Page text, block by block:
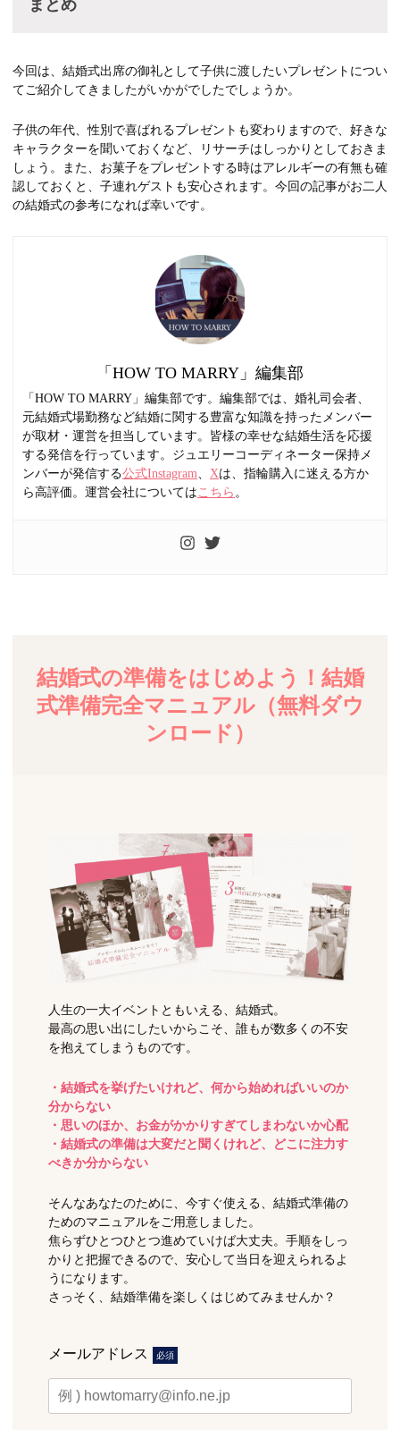
まとめ
今回は、結婚式出席の御礼として子供に渡したいプレゼントについ
てご紹介してきましたがいかがでしたでしょうか。
子供の年代、性別で喜ばれるプレゼントも変わりますので、好きな
キャラクターを聞いておくなど、リサーチはしっかりとしておきま
しょう。また、お菓子をプレゼントする時はアレルギーの有無も確
認しておくと、子連れゲストも安心されます。今回の記事がお二人
の結婚式の参考になれば幸いです。
「HOW TO MARRY」編集部
「HOW TO MARRY」編集部です。編集部では、婚礼司会者、
元結婚式場勤務など結婚に関する豊富な知識を持ったメンバー
が取材・運営を担当しています。皆様の幸せな結婚生活を応援
する発信を行っています。ジュエリーコーディネーター保持メ
ンバーが発信する公式Instagram Xは、指輪購入に迷える方か
ら高評価。運営会社については こちら 。
結婚式の準備をはじめよう！結婚
式準備完全マニュアル（無料ダウ
ンロード）
人生の一大イベントともいえる、結婚式。
最高の思い出にしたいからこそ、誰もが数多くの不安
を抱えてしまうものです。
・結婚式を挙げたいけれど、何から始めればいいのか
分からない
・思いのほか、お金がかかりすぎてしまわないか心配
・結婚式の準備は大変だと聞くけれど、どこに注力す
べきか分からない
そんなあなたのために、今すぐ使える、結婚式準備の
ためのマニュアルをご用意しました。
焦らずひとつひとつ進めていけば大丈夫。手順をしっ
かりと把握できるので、安心して当日を迎えられるよ
うになります。
さっそく、結婚準備を楽しくはじめてみませんか？
メールアドレス 必須